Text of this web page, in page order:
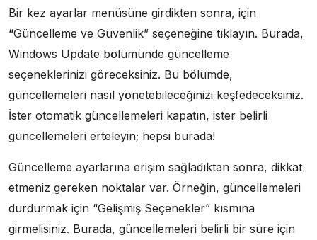
Bir kez ayarlar menüsüne girdikten sonra, için
“Güncelleme ve Güvenlik” seçeneğine tıklayın. Burada,
Windows Update bölümünde güncelleme
seçeneklerinizi göreceksiniz. Bu bölümde,
güncellemeleri nasıl yönetebileceğinizi keşfedeceksiniz.
İster otomatik güncellemeleri kapatın, ister belirli
güncellemeleri erteleyin; hepsi burada!
Güncelleme ayarlarına erişim sağladıktan sonra, dikkat
etmeniz gereken noktalar var. Örneğin, güncellemeleri
durdurmak için “Gelişmiş Seçenekler” kısmına
girmelisiniz. Burada, güncellemeleri belirli bir süre için